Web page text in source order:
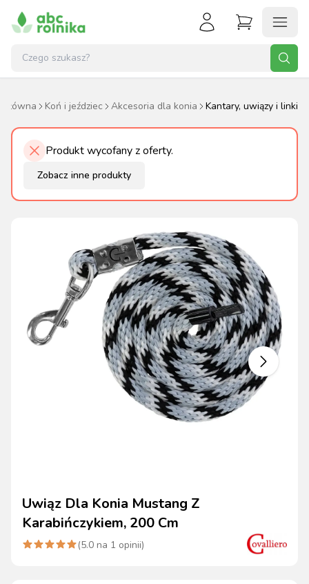
Koń i jeździec Akcesoria dla konia Kantary, uwiązy i linki
Produkt wycofany z oferty.
Zobacz inne produkty
Uwiąz Dla Konia Mustang Z
Karabińczykiem, 200 Cm
(5.0 na 1 opinii)